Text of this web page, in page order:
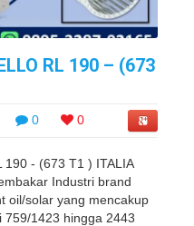
RL 190 – (673
0 0
190 - (673 T1 ) ITALIA
Industri brand
oil/solar yang mencakup
1423 hingga 2443